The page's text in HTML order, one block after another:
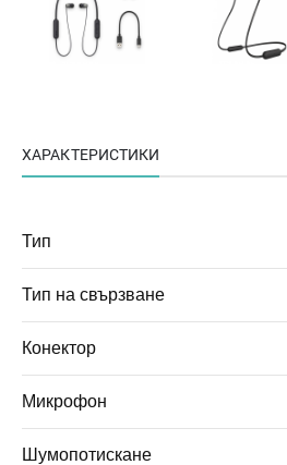
ХАРАКТЕРИСТИКИ
Тип
Тип на свързване
Конектор
Микрофон
Шумопотискане